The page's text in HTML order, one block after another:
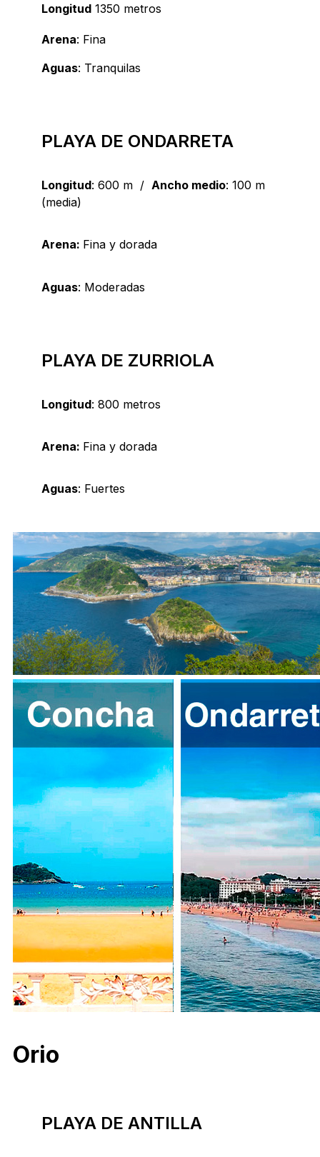
Longitud 1350 metros
Arena: Fina
Aguas: Tranquilas
PLAYA DE ONDARRETA
Longitud: 600 m / Ancho medio: 100 m
(media)
Arena: Fina y dorada
Aguas: Moderadas
PLAYA DE ZURRIOLA
Longitud: 800 metros
Arena: Fina y dorada
Aguas: Fuertes
Orio
PLAYA DE ANTILLA